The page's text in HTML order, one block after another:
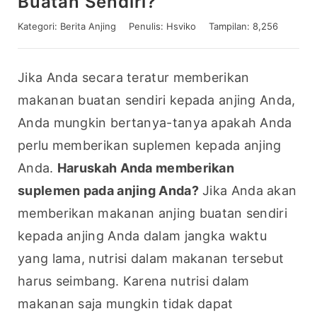
Kategori: Berita Anjing Penulis: Hsviko Tampilan: 8,256
Jika Anda secara teratur memberikan
makanan buatan sendiri kepada anjing Anda,
Anda mungkin bertanya-tanya apakah Anda
perlu memberikan suplemen kepada anjing
Anda. Haruskah Anda memberikan
suplemen pada anjing Anda? Jika Anda akan
memberikan makanan anjing buatan sendiri
kepada anjing Anda dalam jangka waktu
yang lama, nutrisi dalam makanan tersebut
harus seimbang. Karena nutrisi dalam
makanan saja mungkin tidak dapat